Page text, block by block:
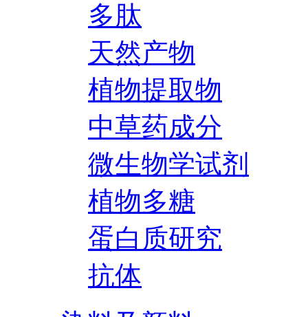
多肽
天然产物
植物提取物
中草药成分
微生物学试剂
植物多糖
蛋白质研究
抗体